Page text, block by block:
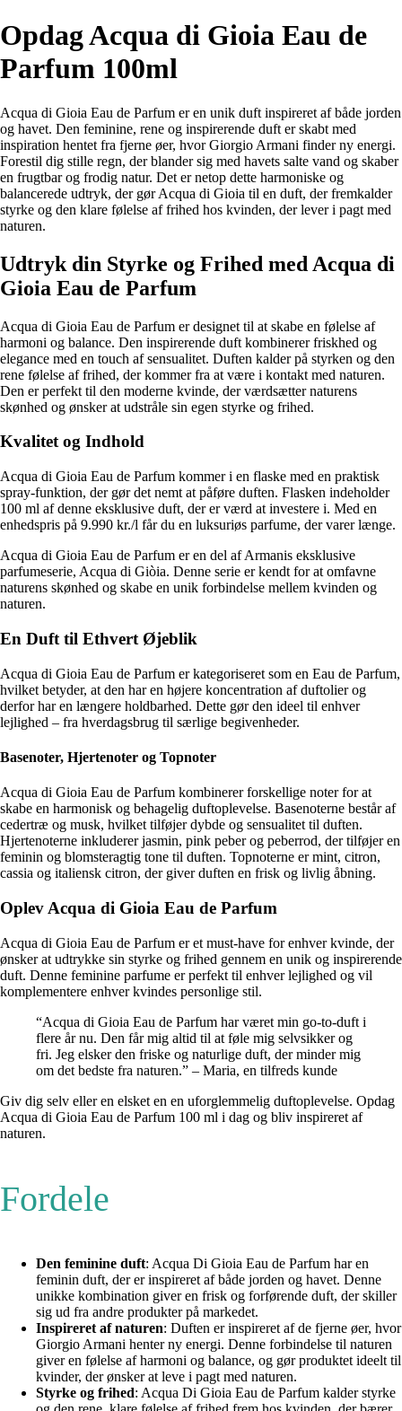
Opdag Acqua di Gioia Eau de
Parfum 100ml
Acqua di Gioia Eau de Parfum er en unik duft inspireret af både jorden
og havet. Den feminine, rene og inspirerende duft er skabt med
inspiration hentet fra fjerne øer, hvor Giorgio Armani finder ny energi.
Forestil dig stille regn, der blander sig med havets salte vand og skaber
en frugtbar og frodig natur. Det er netop dette harmoniske og
balancerede udtryk, der gør Acqua di Gioia til en duft, der fremkalder
styrke og den klare følelse af frihed hos kvinden, der lever i pagt med
naturen.
Udtryk din Styrke og Frihed med Acqua di
Gioia Eau de Parfum
Acqua di Gioia Eau de Parfum er designet til at skabe en følelse af
harmoni og balance. Den inspirerende duft kombinerer friskhed og
elegance med en touch af sensualitet. Duften kalder på styrken og den
rene følelse af frihed, der kommer fra at være i kontakt med naturen.
Den er perfekt til den moderne kvinde, der værdsætter naturens
skønhed og ønsker at udstråle sin egen styrke og frihed.
Kvalitet og Indhold
Acqua di Gioia Eau de Parfum kommer i en flaske med en praktisk
spray-funktion, der gør det nemt at påføre duften. Flasken indeholder
100 ml af denne eksklusive duft, der er værd at investere i. Med en
enhedspris på 9.990 kr./l får du en luksuriøs parfume, der varer længe.
Acqua di Gioia Eau de Parfum er en del af Armanis eksklusive
parfumeserie, Acqua di Giòia. Denne serie er kendt for at omfavne
naturens skønhed og skabe en unik forbindelse mellem kvinden og
naturen.
En Duft til Ethvert Øjeblik
Acqua di Gioia Eau de Parfum er kategoriseret som en Eau de Parfum,
hvilket betyder, at den har en højere koncentration af duftolier og
derfor har en længere holdbarhed. Dette gør den ideel til enhver
lejlighed – fra hverdagsbrug til særlige begivenheder.
Basenoter, Hjertenoter og Topnoter
Acqua di Gioia Eau de Parfum kombinerer forskellige noter for at
skabe en harmonisk og behagelig duftoplevelse. Basenoterne består af
cedertræ og musk, hvilket tilføjer dybde og sensualitet til duften.
Hjertenoterne inkluderer jasmin, pink peber og peberrod, der tilføjer en
feminin og blomsteragtig tone til duften. Topnoterne er mint, citron,
cassia og italiensk citron, der giver duften en frisk og livlig åbning.
Oplev Acqua di Gioia Eau de Parfum
Acqua di Gioia Eau de Parfum er et must-have for enhver kvinde, der
ønsker at udtrykke sin styrke og frihed gennem en unik og inspirerende
duft. Denne feminine parfume er perfekt til enhver lejlighed og vil
komplementere enhver kvindes personlige stil.
“Acqua di Gioia Eau de Parfum har været min go-to-duft i
flere år nu. Den får mig altid til at føle mig selvsikker og
fri. Jeg elsker den friske og naturlige duft, der minder mig
om det bedste fra naturen.” – Maria, en tilfreds kunde
Giv dig selv eller en elsket en en uforglemmelig duftoplevelse. Opdag
Acqua di Gioia Eau de Parfum 100 ml i dag og bliv inspireret af
naturen.
Fordele
Den feminine duft: Acqua Di Gioia Eau de Parfum har en
feminin duft, der er inspireret af både jorden og havet. Denne
unikke kombination giver en frisk og forførende duft, der skiller
sig ud fra andre produkter på markedet.
Inspireret af naturen: Duften er inspireret af de fjerne øer, hvor
Giorgio Armani henter ny energi. Denne forbindelse til naturen
giver en følelse af harmoni og balance, og gør produktet ideelt til
kvinder, der ønsker at leve i pagt med naturen.
Styrke og frihed: Acqua Di Gioia Eau de Parfum kalder styrke